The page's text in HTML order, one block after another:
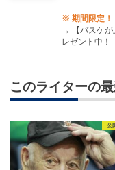
※ 期間限定！
→
【バスケ
レゼント中！
このライターの
公